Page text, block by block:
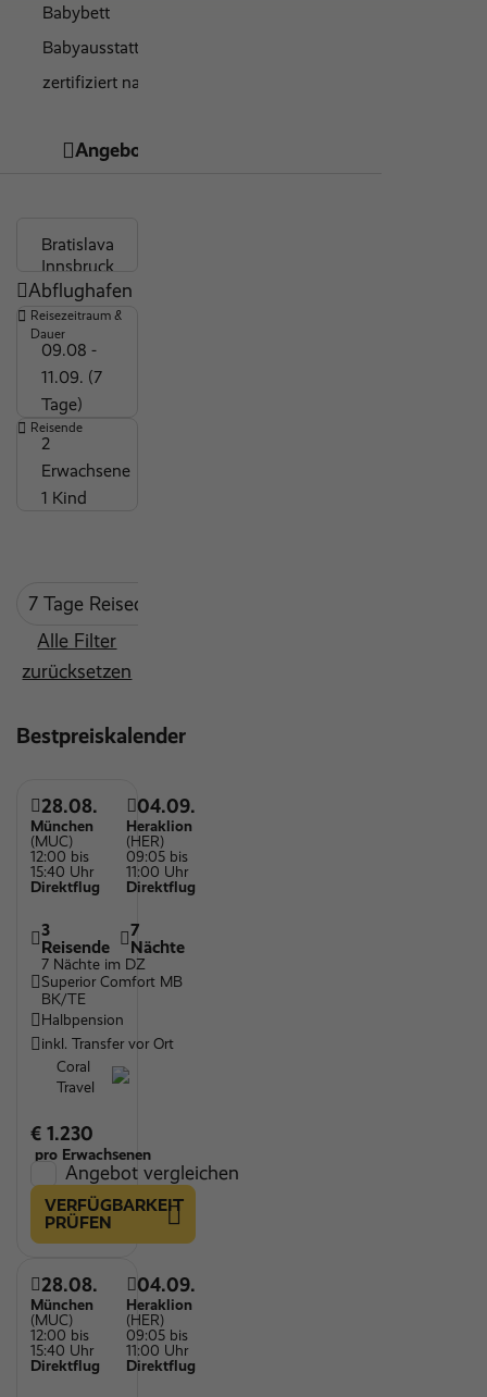
Babybett
Babyausstattung
zertifiziert nachhaltig
familienfreundlich
beheizter Pool
Strandnähe
Hygienemaßnahmen
Kinderdisco
Wäscheservice
Massagen und Körperbehandlungen
Maxiclub (7-12 Jahre)
ärztlicher Dienst
Indoor Pool
Outdoor Pool
Sauna
Wassersportmöglichkeiten
Kinderspielplatz
Kinderpool
Restaurant
Kids' Sport
WLAN
Angebote
Abflughafen
Reisezeitraum &
Dauer
09.08 -
11.09. (7
Tage)
Reisende
2
Erwachsene
1 Kind
7 Tage Reisedauer
Alle Filter
zurücksetzen
Bestpreiskalender
28.08.
München
(MUC)
12:00 bis
15:40 Uhr
Direktflug
04.09.
Heraklion
(HER)
09:05 bis
11:00 Uhr
Direktflug
3
Reisende
7
Nächte
7 Nächte im DZ
Superior Comfort MB
BK/TE
Halbpension
inkl. Transfer vor Ort
Coral
Travel
€ 1.230
pro Erwachsenen
Angebot vergleichen
VERFÜGBARKEIT
PRÜFEN
28.08.
München
(MUC)
12:00 bis
15:40 Uhr
Direktflug
04.09.
Heraklion
(HER)
09:05 bis
11:00 Uhr
Direktflug